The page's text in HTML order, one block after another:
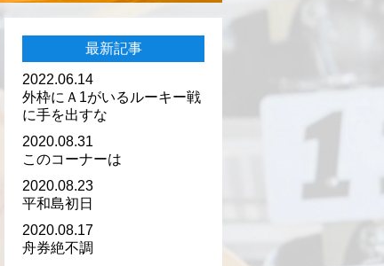
最新記事
2022.06.14
外枠にＡ1がいるルーキー戦
に手を出すな
2020.08.31
このコーナーは
2020.08.23
平和島初日
2020.08.17
舟券絶不調